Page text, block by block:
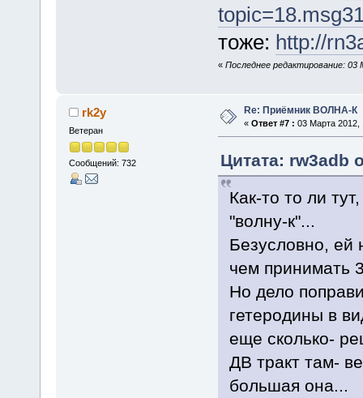
тоже: http://
« Последнее редактирование:
rk2y
Ветеран
Сообщений: 732
Re: Приёмник ВОЛНА-К
« Ответ #7 : 03 Марта 2012,
Цитата: rw3adb
Как-то то ли
"волну-к"...
Безусловно, ей
чем принимать
Но дело
гетеродины в
еще сколько-
ДВ тракт там-
большая она...